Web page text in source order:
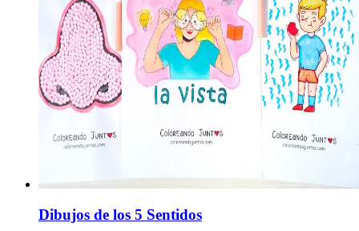
Dibujos de los 5 Sentidos